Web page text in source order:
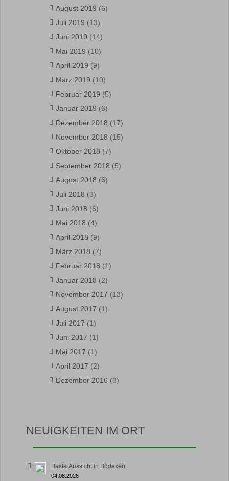
August 2019 (6)
Juli 2019 (13)
Juni 2019 (14)
Mai 2019 (10)
April 2019 (9)
März 2019 (10)
Februar 2019 (5)
Januar 2019 (6)
Dezember 2018 (17)
November 2018 (15)
Oktober 2018 (7)
September 2018 (5)
August 2018 (6)
Juli 2018 (3)
Juni 2018 (6)
Mai 2018 (4)
April 2018 (9)
März 2018 (7)
Februar 2018 (1)
Januar 2018 (2)
November 2017 (13)
August 2017 (1)
Juli 2017 (1)
Juni 2017 (1)
Mai 2017 (1)
April 2017 (2)
Dezember 2016 (3)
NEUIGKEITEN IM ORT
Beste Aussicht in Bödexen
04.08.2026